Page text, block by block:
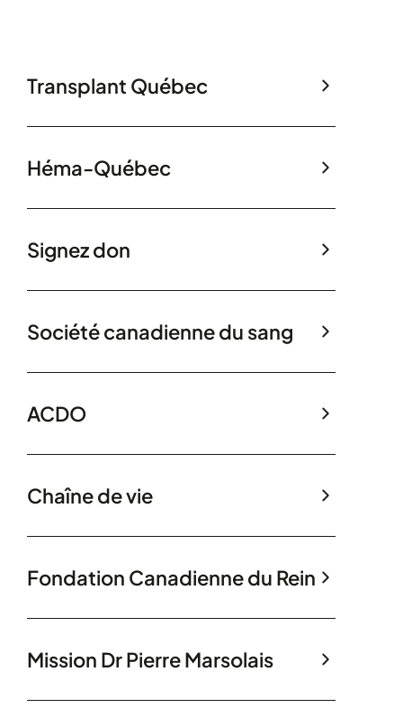
Transplant Québec
Héma-Québec
Signez don
Société canadienne du sang
ACDO
Chaîne de vie
Fondation Canadienne du Rein
Mission Dr Pierre Marsolais